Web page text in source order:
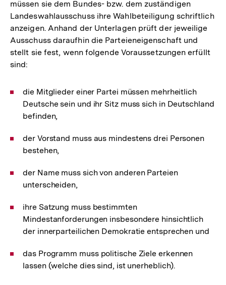
müssen sie dem Bundes- bzw. dem zuständigen
Landeswahlausschuss ihre Wahlbeteiligung schriftlich
anzeigen. Anhand der Unterlagen prüft der jeweilige
Ausschuss daraufhin die Parteieneigenschaft und
stellt sie fest, wenn folgende Voraussetzungen erfüllt
sind:
die Mitglieder einer Partei müssen mehrheitlich
Deutsche sein und ihr Sitz muss sich in Deutschland
befinden,
der Vorstand muss aus mindestens drei Personen
bestehen,
der Name muss sich von anderen Parteien
unterscheiden,
ihre Satzung muss bestimmten
Mindestanforderungen insbesondere hinsichtlich
der innerparteilichen Demokratie entsprechen und
das Programm muss politische Ziele erkennen
lassen (welche dies sind, ist unerheblich).